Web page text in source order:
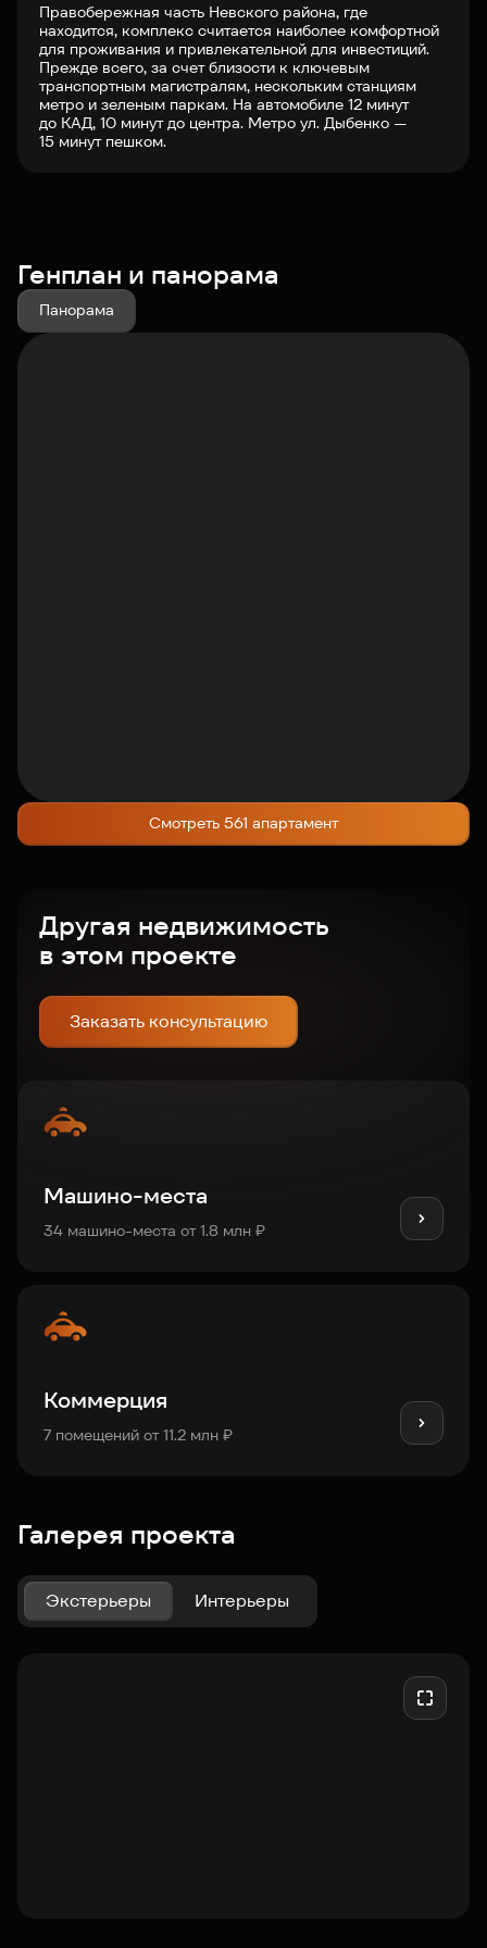
Генплан и панорама
Панорама
Смотреть 561 апартамент
Правобережная часть Невского района, где
находится, комплекс считается наиболее комфортной
для проживания и привлекательной для инвестиций.
Прежде всего, за счет близости к ключевым
транспортным магистралям, нескольким станциям
метро и зеленым паркам. На автомобиле 12 минут
до КАД, 10 минут до центра. Метро ул. Дыбенко —
15 минут пешком.
Галерея проекта
Экстерьеры Интерьеры
Другая недвижимость
в этом проекте
Заказать консультацию
Машино-места
34 машино-места от 1.8 млн ₽
Коммерция
7 помещений от 11.2 млн ₽